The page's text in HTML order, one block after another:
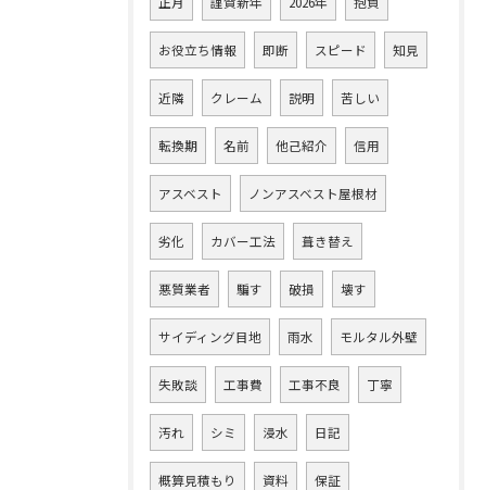
お役立ち情報 即断 スピード 知見
近隣 クレーム 説明 苦しい
転換期 名前 他己紹介 信用
アスベスト ノンアスベスト屋根材
劣化 カバー工法 葺き替え
悪質業者 騙す 破損 壊す
サイディング目地 雨水 モルタル外壁
失敗談 工事費 工事不良 丁寧
汚れ シミ 浸水 日記
概算見積もり 資料 保証